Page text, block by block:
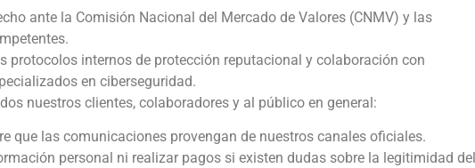
Corporate Finance,Industria
Ver enlace
ante la Comisión Nacional del Mercado de Valores (CNMV) y las
protocolos internos de protección reputacional y colaboración con
en ciberseguridad.
nuestros clientes, colaboradores y al público en general:
que las comunicaciones provengan de nuestros canales oficiales.
personal ni realizar pagos si existen dudas sobre la legitimidad del